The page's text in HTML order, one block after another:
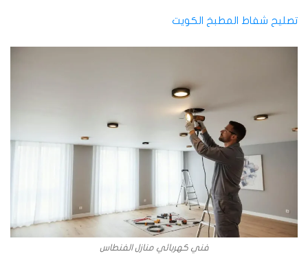
تصليح شفاط المطبخ الكويت
فني كهربائي منازل الفنطاس